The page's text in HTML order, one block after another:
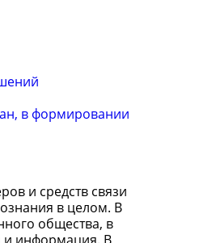
в формировании
и средств связи
в целом. В
общества, в